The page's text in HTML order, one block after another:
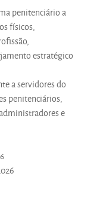
penitenciário a
físicos,
estratégico
a servidores do
penitenciários,
e